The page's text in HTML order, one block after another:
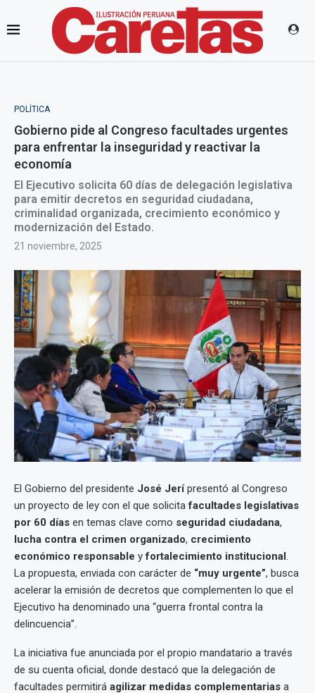
POLÍTICA
Gobierno pide al Congreso facultades urgentes
para enfrentar la inseguridad y reactivar la
economía
El Ejecutivo solicita 60 días de delegación legislativa
para emitir decretos en seguridad ciudadana,
criminalidad organizada, crecimiento económico y
modernización del Estado.
21 noviembre, 2025
El Gobierno del presidente José Jerípresentó al Congreso
un proyecto de ley con el que solicitafacultades legislativas
por 60 días en temas clave como seguridad ciudadana,
lucha contra el crimen organizado, crecimiento
económico responsable yfortalecimiento institucional.
La propuesta, enviada con carácter de “muy urgente”, busca
acelerar la emisión de decretos que complementen lo que el
Ejecutivo ha denominado una “guerra frontal contra la
delincuencia”.
La iniciativa fue anunciada por el propio mandatario a través
de su cuenta oficial, donde destacó que la delegación de
facultades permitirá agilizar medidas complementarias a